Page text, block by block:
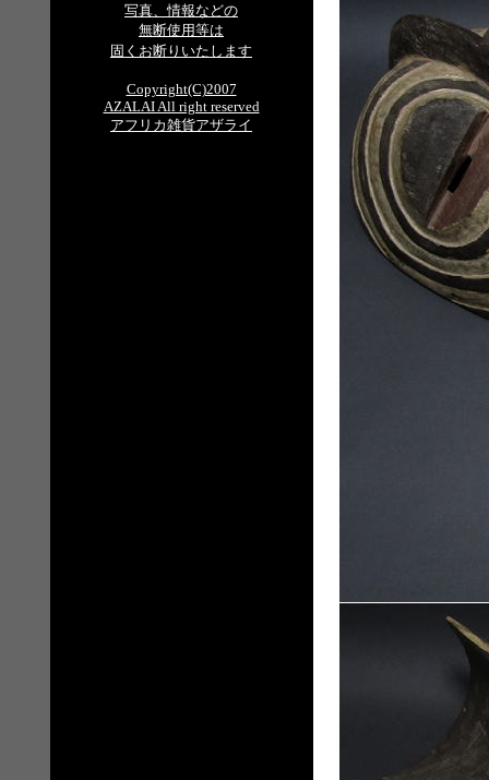
写真、情報などの
無断使用等は
固くお断りいたします
Copyright(C)2007
AZALAI All right reserved
アフリカ雑貨アザライ